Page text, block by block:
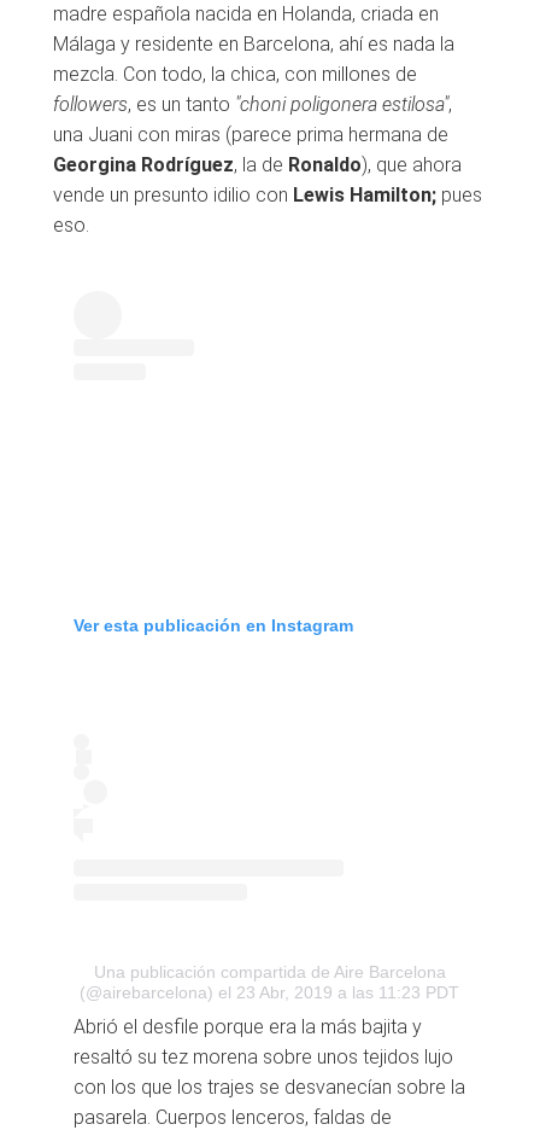
madre española nacida en Holanda, criada en
Málaga y residente en Barcelona, ahí es nada la
mezcla. Con todo, la chica, con millones de
followers, es un tanto "choni poligonera estilosa",
una Juani con miras (parece prima hermana de
Georgina Rodríguez, la de Ronaldo), que ahora
vende un presunto idilio con Lewis Hamilton; pues
eso.
Ver esta publicación en Instagram
Una publicación compartida de Aire Barcelona
(@airebarcelona) el 23 Abr, 2019 a las 11:23 PDT
Abrió el desfile porque era la más bajita y
resaltó su tez morena sobre unos tejidos lujo
con los que los trajes se desvanecían sobre la
pasarela. Cuerpos lenceros, faldas de